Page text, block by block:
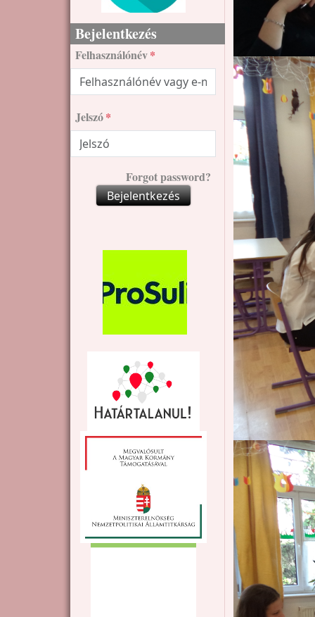
Bejelentkezés
Felhasználónév
Jelszó
Forgot password?
Bejelentkezés